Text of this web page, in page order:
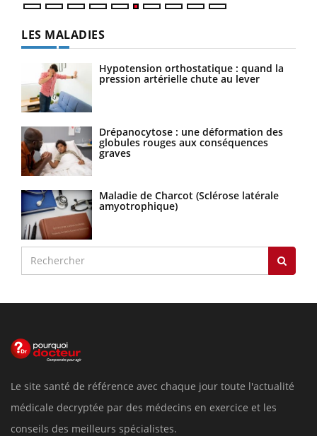
LES MALADIES
Hypotension orthostatique : quand la
pression artérielle chute au lever
Drépanocytose : une déformation des
globules rouges aux conséquences
graves
Maladie de Charcot (Sclérose latérale
amyotrophique)
Le site santé de référence avec chaque jour toute l'actualité
médicale decryptée par des médecins en exercice et les
conseils des meilleurs spécialistes.